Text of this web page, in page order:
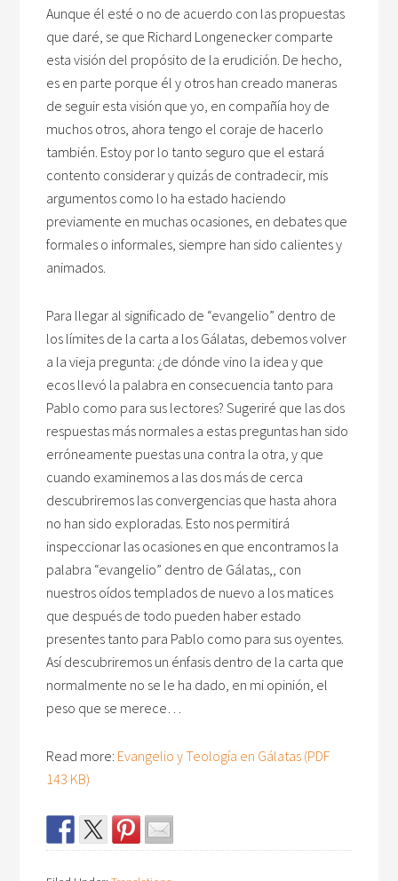
Aunque él esté o no de acuerdo con las propuestas
que daré, se que Richard Longenecker comparte
esta visión del propósito de la erudición. De hecho,
es en parte porque él y otros han creado maneras
de seguir esta visión que yo, en compañía hoy de
muchos otros, ahora tengo el coraje de hacerlo
también. Estoy por lo tanto seguro que el estará
contento considerar y quizás de contradecir, mis
argumentos como lo ha estado haciendo
previamente en muchas ocasiones, en debates que
formales o informales, siempre han sido calientes y
animados.
Para llegar al significado de “evangelio” dentro de
los límites de la carta a los Gálatas, debemos volver
a la vieja pregunta: ¿de dónde vino la idea y que
ecos llevó la palabra en consecuencia tanto para
Pablo como para sus lectores? Sugeriré que las dos
respuestas más normales a estas preguntas han sido
erróneamente puestas una contra la otra, y que
cuando examinemos a las dos más de cerca
descubriremos las convergencias que hasta ahora
no han sido exploradas. Esto nos permitirá
inspeccionar las ocasiones en que encontramos la
palabra “evangelio” dentro de Gálatas,, con
nuestros oídos templados de nuevo a los matices
que después de todo pueden haber estado
presentes tanto para Pablo como para sus oyentes.
Así descubriremos un énfasis dentro de la carta que
normalmente no se le ha dado, en mi opinión, el
peso que se merece…
Read more: Evangelio y Teología en Gálatas (PDF
143 KB)